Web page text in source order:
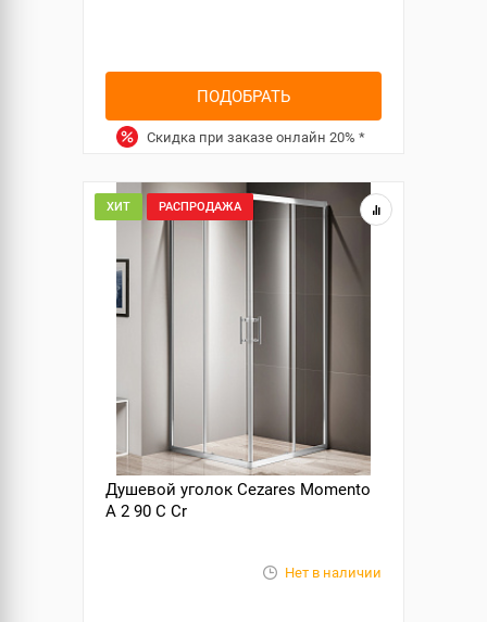
ПОДОБРАТЬ
Скидка при заказе онлайн 20% *
ХИТ РАСПРОДАЖА
Душевой уголок Cezares Momento
A 2 90 C Cr
Нет в наличии